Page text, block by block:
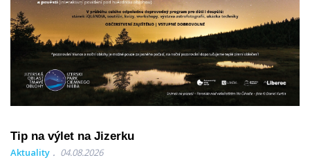
Tip na výlet na Jizerku
Aktuality 04.08.2026